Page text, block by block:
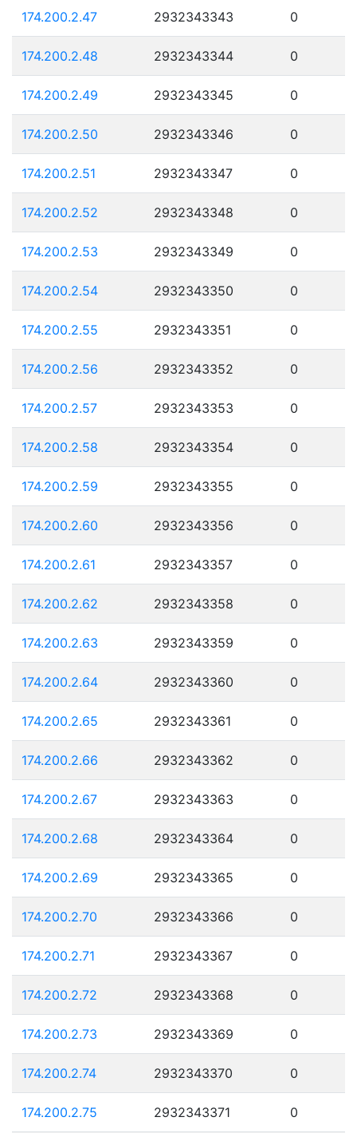
174.200.2.47 2932343343 0
174.200.2.48 2932343344 0
174.200.2.49 2932343345 0
174.200.2.50 2932343346 0
174.200.2.51 2932343347 0
174.200.2.52 2932343348 0
174.200.2.53 2932343349 0
174.200.2.54 2932343350 0
174.200.2.55 2932343351 0
174.200.2.56 2932343352 0
174.200.2.57 2932343353 0
174.200.2.58 2932343354 0
174.200.2.59 2932343355 0
174.200.2.60 2932343356 0
174.200.2.61 2932343357 0
174.200.2.62 2932343358 0
174.200.2.63 2932343359 0
174.200.2.64 2932343360 0
174.200.2.65 2932343361 0
174.200.2.66 2932343362 0
174.200.2.67 2932343363 0
174.200.2.68 2932343364 0
174.200.2.69 2932343365 0
174.200.2.70 2932343366 0
174.200.2.71 2932343367 0
174.200.2.72 2932343368 0
174.200.2.73 2932343369 0
174.200.2.74 2932343370 0
174.200.2.75 2932343371 0